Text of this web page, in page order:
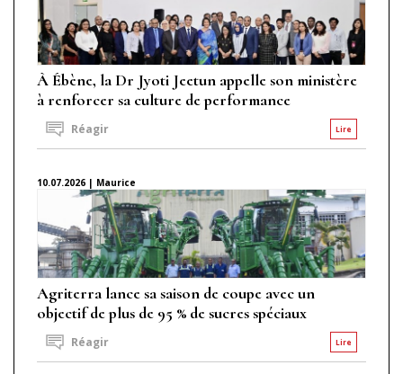
À Ébène, la Dr Jyoti Jeetun appelle son ministère
à renforcer sa culture de performance
Lire
Réagir
10.07.2026 | Maurice
Agriterra lance sa saison de coupe avec un
objectif de plus de 95 % de sucres spéciaux
Lire
Réagir